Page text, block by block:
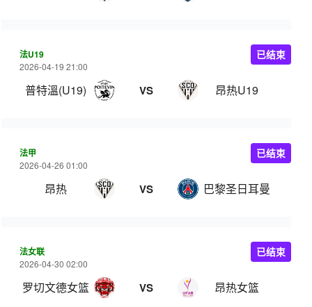
法U19
2026-04-19 21:00
普特溫(U19) VS 昂热U19
已结束
法甲
2026-04-26 01:00
昂热 VS 巴黎圣日耳曼
已结束
法女联
2026-04-30 02:00
罗切文德女篮 VS 昂热女篮
已结束